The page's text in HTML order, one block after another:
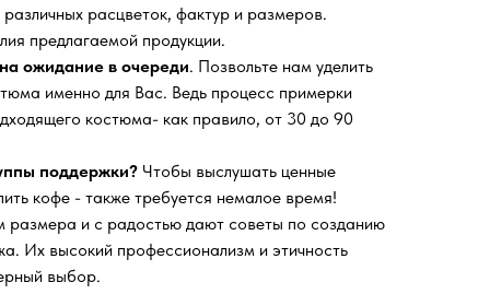
расцветок, фактур и размеров.
предлагаемой продукции.
ожидание в очереди. Позвольте нам уделить
именно для Вас. Ведь процесс примерки
костюма- как правило, от 30 до 90
поддержки? Чтобы выслушать ценные
кофе - также требуется немалое время!
размера и с радостью дают советы по созданию
Их высокий профессионализм и этичность
выбор.